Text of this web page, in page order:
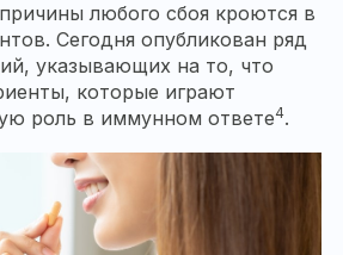
любого сбоя кроются в
Сегодня опубликован ряд
указывающих на то, что
которые играют
роль в иммунном ответе4.